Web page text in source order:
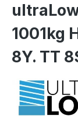
1001kg
8Y. TT